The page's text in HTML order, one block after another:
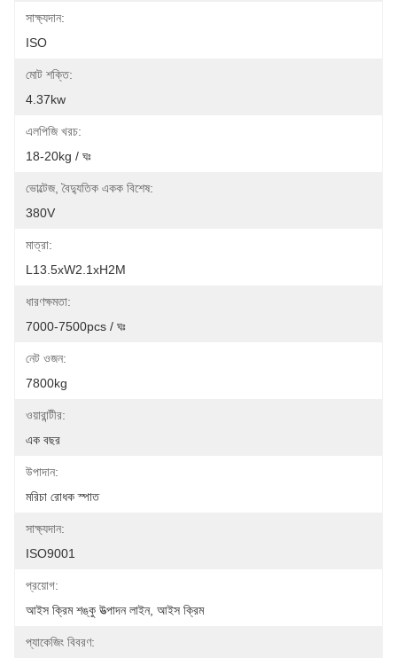
সাক্ষ্যদান:
ISO
মোট শক্তি:
4.37kw
এলপিজি খরচ:
18-20kg / ঘঃ
ভোল্টেজ, বৈদ্যুতিক একক বিশেষ:
380V
মাত্রা:
L13.5xW2.1xH2M
ধারণক্ষমতা:
7000-7500pcs / ঘঃ
নেট ওজন:
7800kg
ওয়ারান্টীর:
এক বছর
উপাদান:
মরিচা রোধক স্পাত
সাক্ষ্যদান:
ISO9001
প্রয়োগ:
আইস ক্রিম শঙ্কু উত্পাদন লাইন, আইস ক্রিম
প্যাকেজিং বিবরণ: